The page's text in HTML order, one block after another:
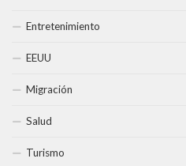
Entretenimiento
EEUU
Migración
Salud
Turismo